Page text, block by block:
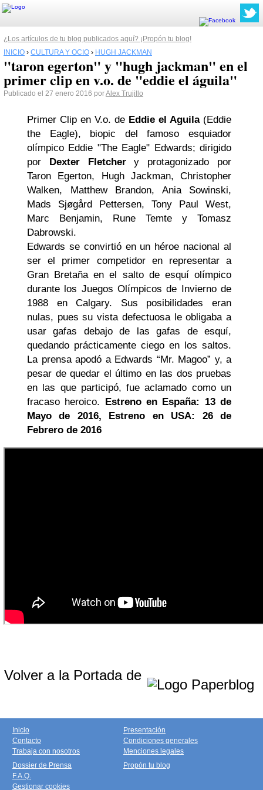
¿Los artículos de tu blog publicados aquí? ¡Propón tu blog!
INICIO › CULTURA Y OCIO › HUGH JACKMAN
"taron egerton" y "hugh jackman" en el
primer clip en v.o. de "eddie el águila"
Publicado el 27 enero 2016 porAlex Trujillo
Primer Clip en V.o. de Eddie el Aguila(Eddie
the Eagle), biopic del famoso esquiador
olímpico Eddie "The Eagle" Edwards; dirigido
por Dexter Fletchery protagonizado por
Taron Egerton, Hugh Jackman, Christopher
Walken, Matthew Brandon, Ania Sowinski,
Mads Sjøgård Pettersen, Tony Paul West,
Marc Benjamin, Rune Temte y Tomasz
Dabrowski.
Edwards se convirtió en un héroe nacional al
ser el primer competidor en representar a
Gran Bretaña en el salto de esquí olímpico
durante los Juegos Olímpicos de Invierno de
1988 en Calgary. Sus posibilidades eran
nulas, pues su vista defectuosa le obligaba a
usar gafas debajo de las gafas de esquí,
quedando prácticamente ciego en los saltos.
La prensa apodó a Edwards “Mr. Magoo” y, a
pesar de quedar el último en las dos pruebas
en las que participó, fue aclamado como un
fracaso heroico. Estreno en España: 13 de
Mayo de 2016, Estreno en USA: 26 de
Febrero de 2016
Volver a la Portada de
Inicio
Contacto
Trabaja con nosotros
Presentación
Condiciones generales
Menciones legales
Dossier de Prensa
F.A.Q.
Gestionar cookies
Propón tu blog